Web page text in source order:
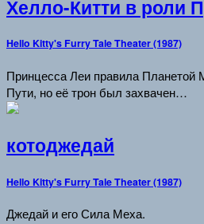
Хелло-Китти в роли
Hello Kitty's Furry Tale Theater (1987)
Принцесса Леи правила Планетой
Пути, но её трон был захвачен…
котоджедай
Hello Kitty's Furry Tale Theater (1987)
Джедай и его Сила Меха.